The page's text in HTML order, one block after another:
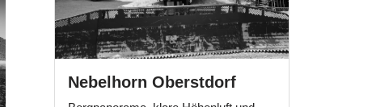
Nebelhorn Oberstdorf